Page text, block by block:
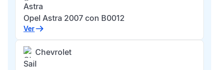
Astra
Opel Astra 2007 con B0012
Ver
Chevrolet
Sail